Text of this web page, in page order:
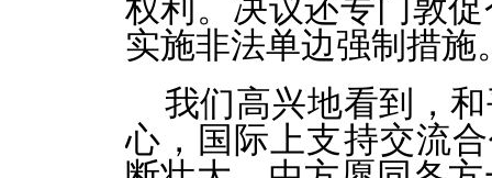
权利。决议还专门敦
实施非法单边强制措施
我们高兴地看到，
心，国际上支持交流